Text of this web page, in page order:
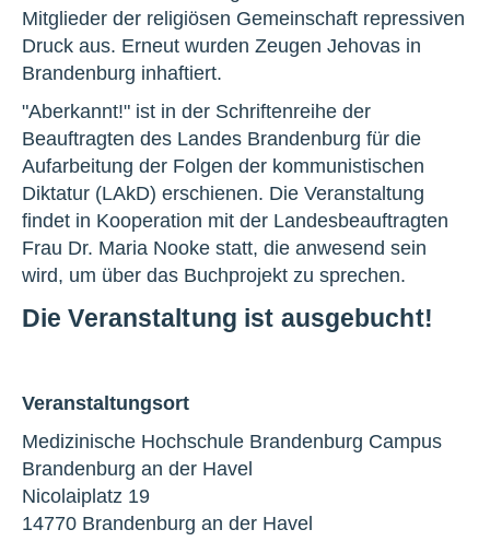
Mitglieder der religiösen Gemeinschaft repressiven
Druck aus. Erneut wurden Zeugen Jehovas in
Brandenburg inhaftiert.
"Aberkannt!" ist in der Schriftenreihe der
Beauftragten des Landes Brandenburg für die
Aufarbeitung der Folgen der kommunistischen
Diktatur (LAkD) erschienen. Die Veranstaltung
findet in Kooperation mit der Landesbeauftragten
Frau Dr. Maria Nooke statt, die anwesend sein
wird, um über das Buchprojekt zu sprechen.
Die Veranstaltung ist ausgebucht!
Veranstaltungsort
Medizinische Hochschule Brandenburg Campus
Brandenburg an der Havel
Nicolaiplatz 19
14770 Brandenburg an der Havel